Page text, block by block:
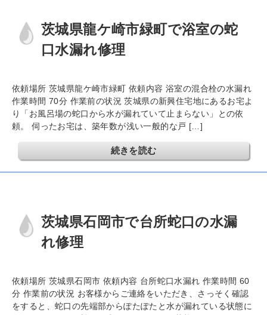
茨城県龍ケ崎市緑町で浴室の蛇
口水漏れ修理
依頼場所 茨城県龍ケ崎市緑町 依頼内容 浴室の混合栓の水漏れ
作業時間 70分 作業前の状況 茨城県の新興住宅地にあるお宅よ
り「お風呂場の蛇口から水が漏れていて止まらない」との依
頼。 伺ったお宅は、築年数が浅い一般的な戸 […]
続きを読む
茨城県石岡市で台所蛇口の水漏
れ修理
依頼場所 茨城県石岡市 依頼内容 台所蛇口水漏れ 作業時間 60
分 作業前の状況 お客様からご連絡をいただき、さっそく確認
をすると、蛇口の先端部からぽたぽたと水が漏れている状態に